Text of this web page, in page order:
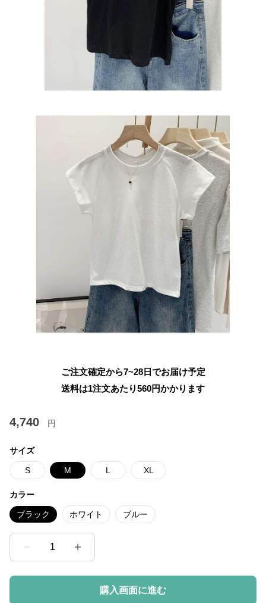
ご注文確定から7~28日でお届け予定
送料は1注文あたり560円かかります
4,740 円
サイズ
S M L XL
カラー
ブラック ホワイト ブルー
1
購入画面に進む